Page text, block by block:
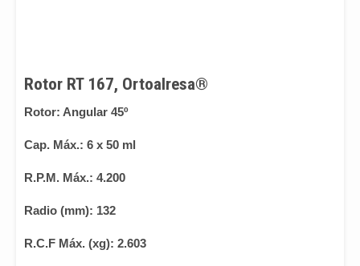
Rotor RT 167, Ortoalresa®
Rotor: Angular 45º
Cap. Máx.: 6 x 50 ml
R.P.M. Máx.: 4.200
Radio (mm): 132
R.C.F Máx. (xg): 2.603